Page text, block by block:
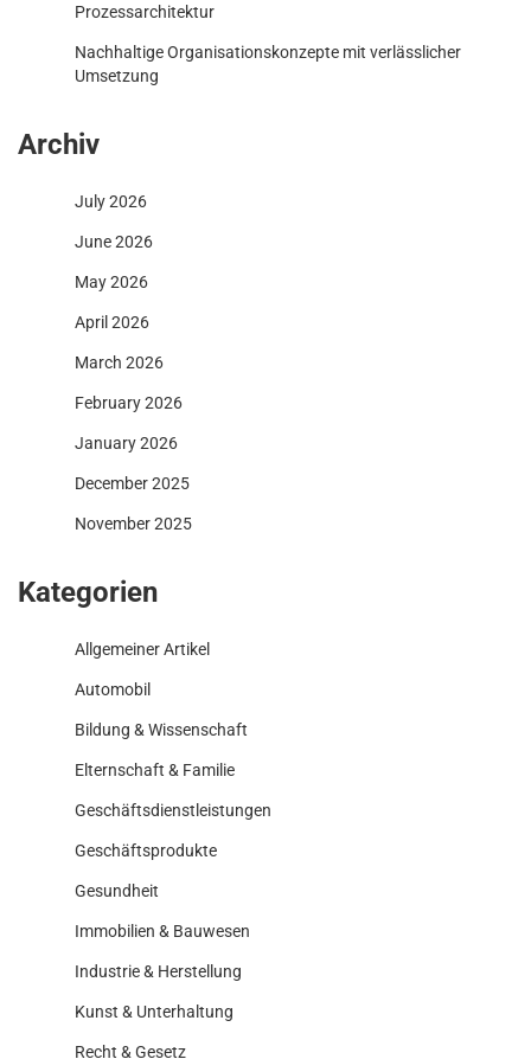
Prozessarchitektur
Nachhaltige Organisationskonzepte mit verlässlicher
Umsetzung
Archiv
July 2026
June 2026
May 2026
April 2026
March 2026
February 2026
January 2026
December 2025
November 2025
Kategorien
Allgemeiner Artikel
Automobil
Bildung & Wissenschaft
Elternschaft & Familie
Geschäftsdienstleistungen
Geschäftsprodukte
Gesundheit
Immobilien & Bauwesen
Industrie & Herstellung
Kunst & Unterhaltung
Recht & Gesetz